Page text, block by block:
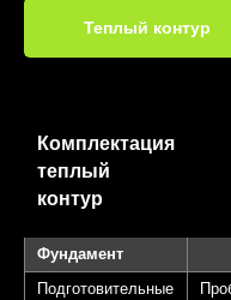
Теплый контур
Комплектация
теплый
контур
Фундамент
Подготовительные